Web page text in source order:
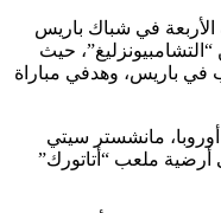
فريقه الأربعة في شباك باريس
حيث
الذهاب في باريس، وهدفي مباراة
مانشستر سيتي
على أرضية ملعب “أتاتورك”